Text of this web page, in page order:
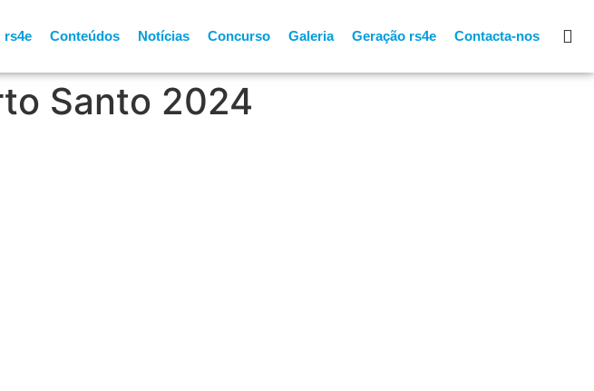
rs4e Conteúdos Notícias Concurso Galeria Geração rs4e Contacta-nos
Santo 2024